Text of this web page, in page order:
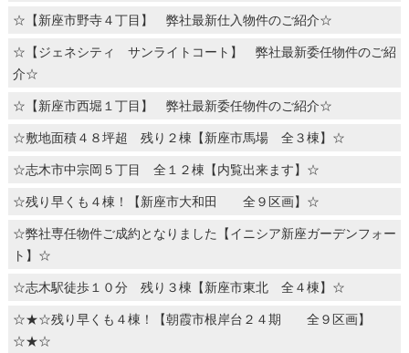
☆【新座市野寺４丁目】 弊社最新仕入物件のご紹介☆
☆【ジェネシティ サンライトコート】 弊社最新委任物件のご紹
介☆
☆【新座市西堀１丁目】 弊社最新委任物件のご紹介☆
☆敷地面積４８坪超 残り２棟【新座市馬場 全３棟】☆
☆志木市中宗岡５丁目 全１２棟【内覧出来ます】☆
☆残り早くも４棟！【新座市大和田 全９区画】☆
☆弊社専任物件ご成約となりました【イニシア新座ガーデンフォー
ト】☆
☆志木駅徒歩１０分 残り３棟【新座市東北 全４棟】☆
☆★☆残り早くも４棟！【朝霞市根岸台２４期 全９区画】
☆★☆